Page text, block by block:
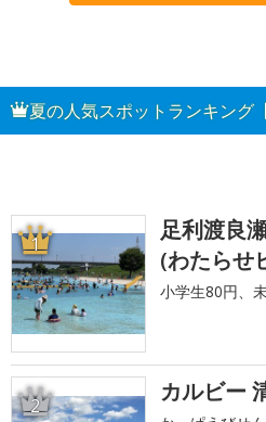
夏の人気スポットランキング
1
足利渡良
(わたらせ
小学生80円、
2 カルビー